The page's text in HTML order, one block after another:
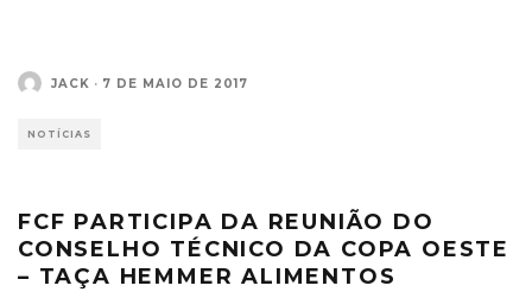
JACK · 7 DE MAIO DE 2017
NOTÍCIAS
FCF PARTICIPA DA REUNIÃO DO
CONSELHO TÉCNICO DA COPA OESTE
– TAÇA HEMMER ALIMENTOS